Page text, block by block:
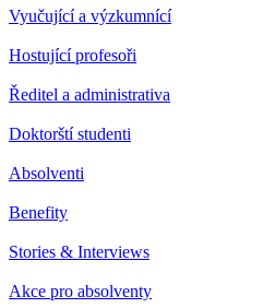
Vyučující a výzkumnící
Hostující profesoři
Ředitel a administrativa
Doktorští studenti
Absolventi
Benefity
Stories & Interviews
Akce pro absolventy